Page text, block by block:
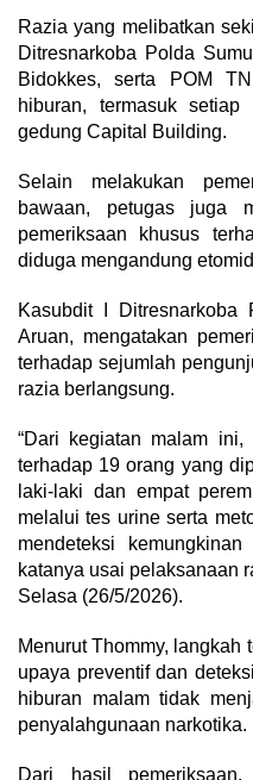
Razia yang melibatkan
Ditresnarkoba Polda
Bidokkes, serta POM
hiburan, termasuk
gedung Capital Building.
Selain melakukan
bawaan, petugas juga
pemeriksaan khusus
diduga mengandung
Kasubdit I Ditresnarkoba
Aruan, mengatakan
terhadap sejumlah
razia berlangsung.
“Dari kegiatan malam ini,
terhadap 19 orang yang
laki-laki dan empat
melalui tes urine serta
mendeteksi
katanya usai pelaksanaan
Selasa (26/5/2026).
Menurut Thommy, langkah
upaya preventif dan
hiburan malam tidak
penyalahgunaan narkotika.
Dari hasil